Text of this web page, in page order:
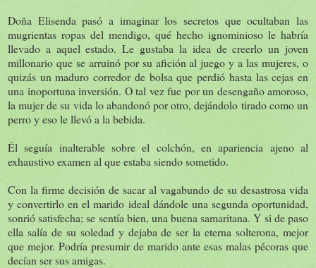
Doña Elisenda pasó a imaginar los secretos que ocultaban las
mugrientas ropas del mendigo, qué hecho ignominioso le habría
llevado a aquel estado. Le gustaba la idea de creerlo un joven
millonario que se arruinó por su afición al juego y a las mujeres, o
quizás un maduro corredor de bolsa que perdió hasta las cejas en
una inoportuna inversión. O tal vez fue por un desengaño amoroso,
la mujer de su vida lo abandonó por otro, dejándolo tirado como un
perro y eso le llevó a la bebida.
Él seguía inalterable sobre el colchón, en apariencia ajeno al
exhaustivo examen al que estaba siendo sometido.
Con la firme decisión de sacar al vagabundo de su desastrosa vida
y convertirlo en el marido ideal dándole una segunda oportunidad,
sonrió satisfecha; se sentía bien, una buena samaritana. Y si de paso
ella salía de su soledad y dejaba de ser la eterna solterona, mejor
que mejor. Podría presumir de marido ante esas malas pécoras que
decían ser sus amigas.